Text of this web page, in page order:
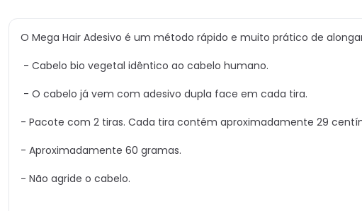
O Mega Hair Adesivo é um método rápido e muito prático de
- Cabelo bio vegetal idêntico ao cabelo humano.
- O cabelo já vem com adesivo dupla face em cada tira.
- Pacote com 2 tiras. Cada tira contém aproximadamente 29
- Aproximadamente 60 gramas.
- Não agride o cabelo.